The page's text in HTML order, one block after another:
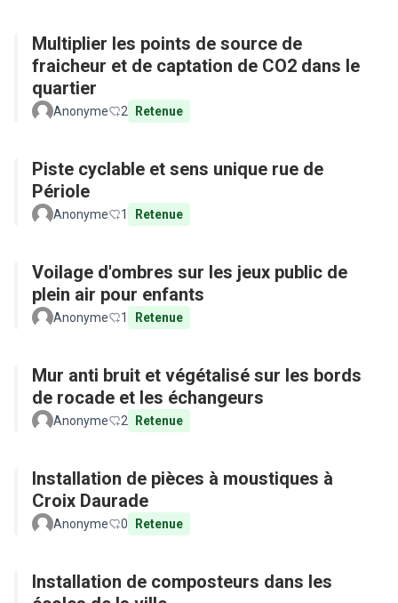
Multiplier les points de source de
fraicheur et de captation de CO2 dans le
quartier
Anonyme 2 Retenue
Piste cyclable et sens unique rue de
Périole
Anonyme 1 Retenue
Voilage d'ombres sur les jeux public de
plein air pour enfants
Anonyme 1 Retenue
Mur anti bruit et végétalisé sur les bords
de rocade et les échangeurs
Anonyme 2 Retenue
Installation de pièces à moustiques à
Croix Daurade
Anonyme 0 Retenue
Installation de composteurs dans les